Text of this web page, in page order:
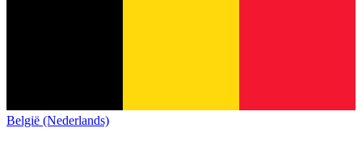
België (Nederlands)